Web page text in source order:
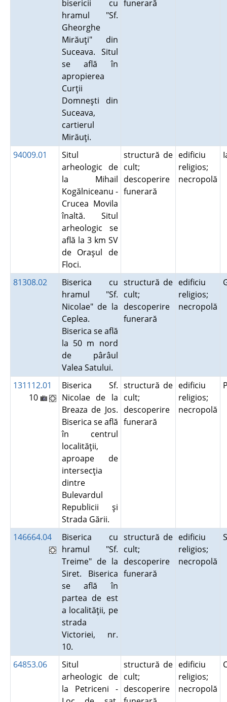
bisericii cu
hramul "Sf.
Gheorghe
Mirăuţi" din
Suceava. Situl
se află în
apropierea
Curţii
Domneşti din
Suceava,
cartierul
Mirăuţi.
funerară
94009.01
Situl
arheologic de
la Mihail
Kogălniceanu -
Crucea Movila
înaltă. Situl
arheologic se
află la 3 km SV
de Oraşul de
Floci.
structură de
cult;
descoperire
funerară
edificiu
religios;
necropolă
81308.02
Biserica cu
hramul "Sf.
Nicolae" de la
Ceplea.
Biserica se află
la 50 m nord
de pârâul
Valea Satului.
structură de
cult;
descoperire
funerară
edificiu
religios;
necropolă
131112.01
10
Biserica Sf.
Nicolae de la
Breaza de Jos.
Biserica se află
în centrul
localităţii,
aproape de
intersecţia
dintre
Bulevardul
Republicii şi
Strada Gării.
structură de
cult;
descoperire
funerară
edificiu
religios;
necropolă
146664.04
Biserica cu
hramul "Sf.
Treime" de la
Siret. Biserica
se află în
partea de est
a localităţii, pe
strada
Victoriei, nr.
10.
structură de
cult;
descoperire
funerară
edificiu
religios;
necropolă
64853.06
Situl
arheologic de
la Petriceni -
structură de
cult;
descoperire
edificiu
religios;
necropolă